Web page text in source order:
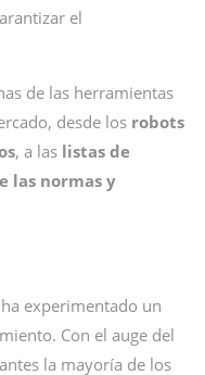
el
de las herramientas
desde los robots
, a las listas de
las normas y
ha experimentado un
Con el auge del
la mayoría de los